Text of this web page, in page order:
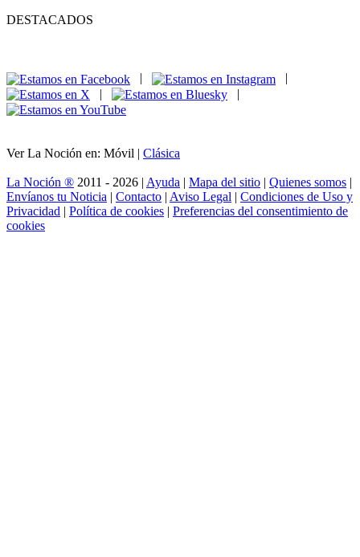
DESTACADOS
|
|
Ver La Noción en: Móvil | Clásica
La Noción ® 2011 - 2026 | Ayuda | Mapa del sitio | Quienes somos |
Envíanos tu Noticia | Contacto | Aviso Legal | Condiciones de Uso y
Privacidad | Política de cookies | Preferencias del consentimiento de
cookies